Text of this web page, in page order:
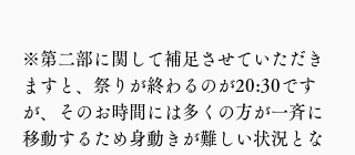
※第二部に関して補足させていただき
ますと、祭りが終わるのが20:30です
が、そのお時間には多くの方が一斉に
移動するため身動きが難しい状況とな